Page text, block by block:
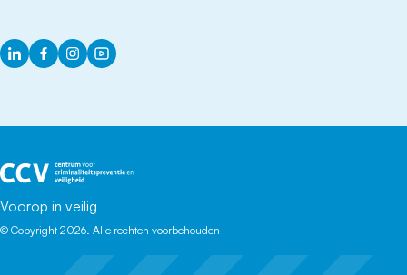
LinkedInFacebook
InstagramYouTube
Voorop in veilig
© Copyright 2026. Alle rechten voorbehouden